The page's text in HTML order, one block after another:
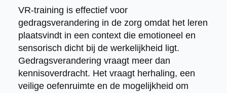
VR-training is effectief voor
gedragsverandering in de zorg omdat het leren
plaatsvindt in een context die emotioneel en
sensorisch dicht bij de werkelijkheid ligt.
Gedragsverandering vraagt meer dan
kennisoverdracht. Het vraagt herhaling, een
veilige oefenruimte en de mogelijkheid om